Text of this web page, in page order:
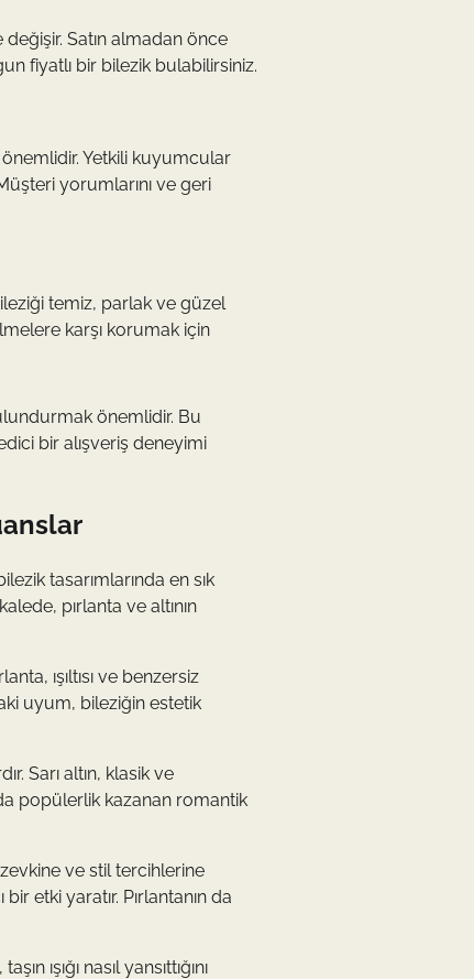
Satın almadan önce
fiyatlı bir bilezik bulabilirsiniz.
önemlidir. Yetkili kuyumcular
yorumlarını ve geri
temiz, parlak ve güzel
karşı korumak için
önemlidir. Bu
bir alışveriş deneyimi
tasarımlarında en sık
pırlanta ve altının
ışıltısı ve benzersiz
uyum, bileziğin estetik
Sarı altın, klasik ve
popülerlik kazanan romantik
ve stil tercihlerine
etki yaratır. Pırlantanın da
ışığı nasıl yansıttığını